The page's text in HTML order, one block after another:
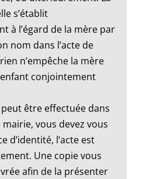
s’établit
à l’égard de la mère par
nom dans l’acte de
n’empêche la mère
conjointement
être effectuée dans
vous devez vous
d’identité, l’acte est
Une copie vous
afin de la présenter